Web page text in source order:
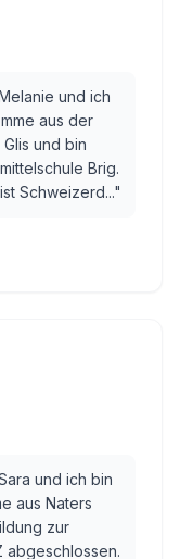
und ich
aus der
und bin
Brig.
Schweizerd..."
und ich bin
aus Naters
zur
abgeschlossen.